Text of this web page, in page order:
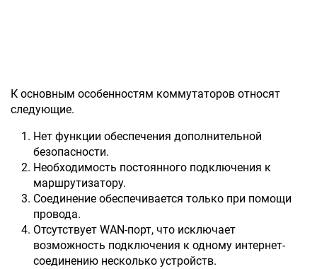
К основным особенностям коммутаторов относят
следующие.
Нет функции обеспечения дополнительной
безопасности.
Необходимость постоянного подключения к
маршрутизатору.
Соединение обеспечивается только при помощи
провода.
Отсутствует WAN-порт, что исключает
возможность подключения к одному интернет-
соединению несколько устройств.